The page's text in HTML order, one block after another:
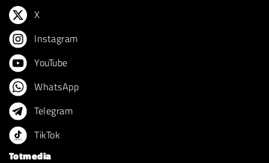
X
Instagram
YouTube
WhatsApp
Telegram
TikTok
Totmedia